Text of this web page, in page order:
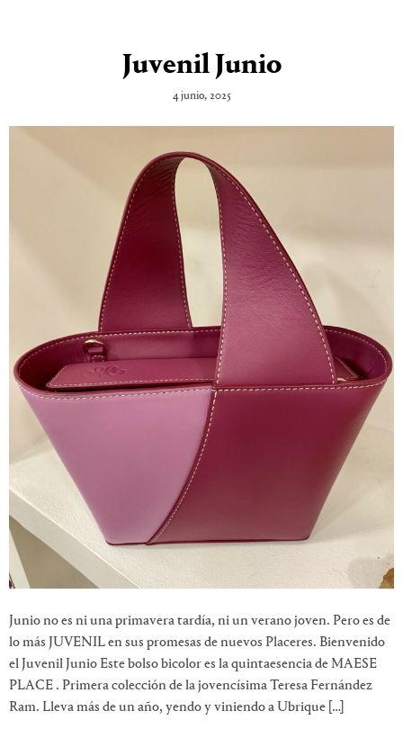
Juvenil Junio
4 junio, 2025
Junio no es ni una primavera tardía, ni un verano joven. Pero es de
lo más JUVENIL en sus promesas de nuevos Placeres. Bienvenido
el Juvenil Junio Este bolso bicolor es la quintaesencia de MAESE
PLACE . Primera colección de la jovencísima Teresa Fernández
Ram. Lleva más de un año, yendo y viniendo a Ubrique […]